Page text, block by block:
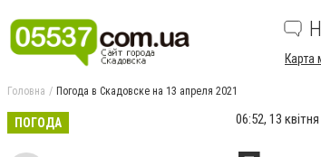
Карта
Головна Погода в Скадовске на 13 апреля 2021
ПОГОДА 06:52, 13